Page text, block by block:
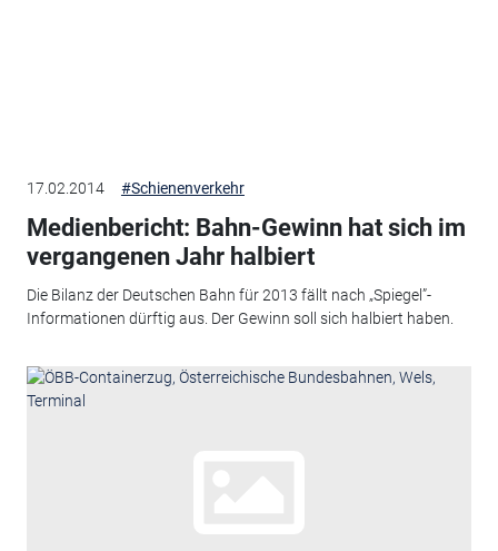
17.02.2014 #Schienenverkehr
Medienbericht: Bahn-Gewinn hat sich im
vergangenen Jahr halbiert
Die Bilanz der Deutschen Bahn für 2013 fällt nach „Spiegel”-
Informationen dürftig aus. Der Gewinn soll sich halbiert haben.